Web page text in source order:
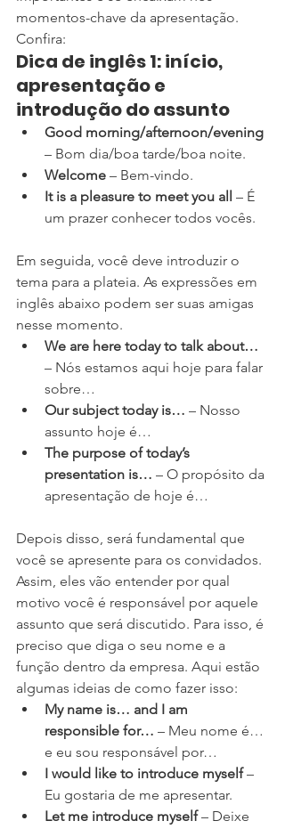
momentos-chave da apresentação.
Confira:
Dica de inglês 1: início,
apresentação e
introdução do assunto
Good morning/afternoon/evening
– Bom dia/boa tarde/boa noite.
Welcome – Bem-vindo.
It is a pleasure to meet you all – É
um prazer conhecer todos vocês.
Em seguida, você deve introduzir o
tema para a plateia. As expressões em
inglês abaixo podem ser suas amigas
nesse momento.
We are here today to talk about…
– Nós estamos aqui hoje para falar
sobre…
Our subject today is… – Nosso
assunto hoje é…
The purpose of today’s
presentation is… – O propósito da
apresentação de hoje é…
Depois disso, será fundamental que
você se apresente para os convidados.
Assim, eles vão entender por qual
motivo você é responsável por aquele
assunto que será discutido. Para isso, é
preciso que diga o seu nome e a
função dentro da empresa. Aqui estão
algumas ideias de como fazer isso:
My name is… and I am
responsible for… – Meu nome é…
e eu sou responsável por…
I would like to introduce myself –
Eu gostaria de me apresentar.
Let me introduce myself – Deixe